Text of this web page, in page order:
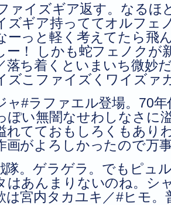
ァイズギア返す。なるほ
ズギア持っててオルフェ
ーっと軽く考えてたら飛
ー！ しかも蛇フェノクが
落ち着くといまいち微妙
ズこファイズくワイズァ
ャ#ラファエル登場。70
ぽい無闇なせわしなさに
れてておもしろくもあり
画がよろしかったので万
隊。ゲラゲラ。でもピュ
はあんまりないのね。シ
は宮内タカユキ／#ヒモ。